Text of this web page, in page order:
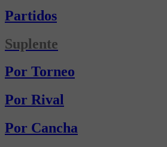
Partidos
Suplente
Por Torneo
Por Rival
Por Cancha